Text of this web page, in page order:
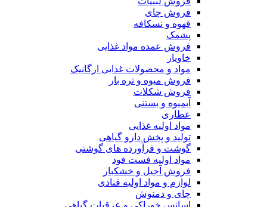
فروش چای
قهوه و نسکافه
پشمک
فروش عمده مواد غذایی
خاویار
مواد و محصولات غذایی ارگانیک
فروش میوه و تره بار
فروش شکلات
آبمیوه و بستنی
عطاری
مواد اولیه غذایی
تولید و پخش دارو گیاهی
گوشت و فرآورده های گوشتی
مواد اولیه فست فود
فروش آجیل و خشکبار
لوازم و مواد اولیه قنادی
چای و دمنوش